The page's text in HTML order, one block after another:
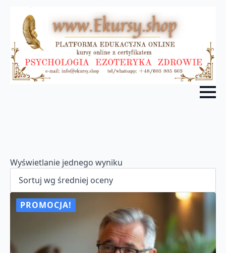
Wyświetlanie jednego wyniku
PROMOCJA!